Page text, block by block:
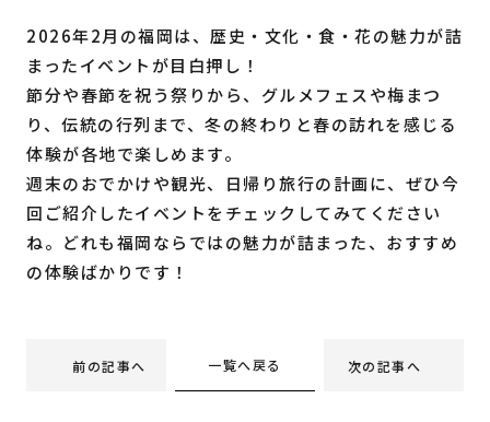
2026年2月の福岡は、歴史・文化・食・花の魅力が詰
まったイベントが目白押し！
節分や春節を祝う祭りから、グルメフェスや梅まつ
り、伝統の行列まで、冬の終わりと春の訪れを感じる
体験が各地で楽しめます。
週末のおでかけや観光、日帰り旅行の計画に、ぜひ今
回ご紹介したイベントをチェックしてみてください
ね。どれも福岡ならではの魅力が詰まった、おすすめ
の体験ばかりです！
前の記事へ 一覧へ戻る 次の記事へ